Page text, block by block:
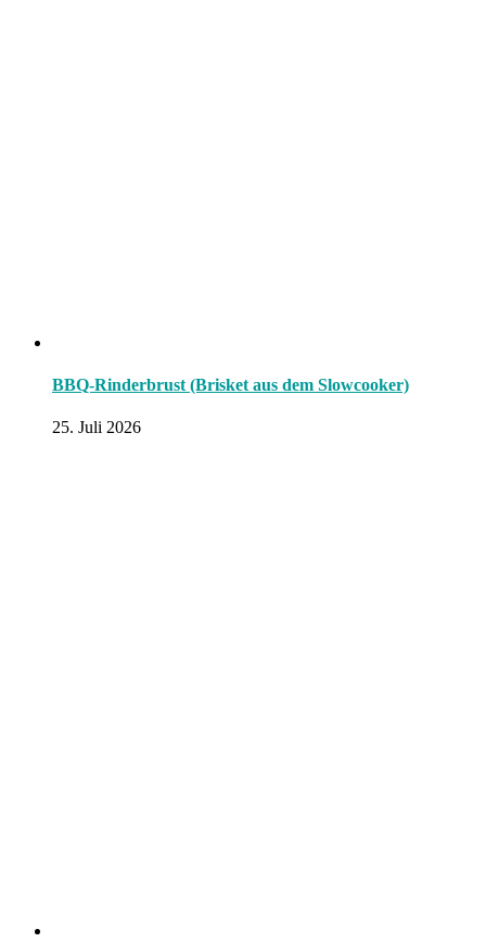
BBQ-Rinderbrust (Brisket aus dem Slowcooker)
25. Juli 2026